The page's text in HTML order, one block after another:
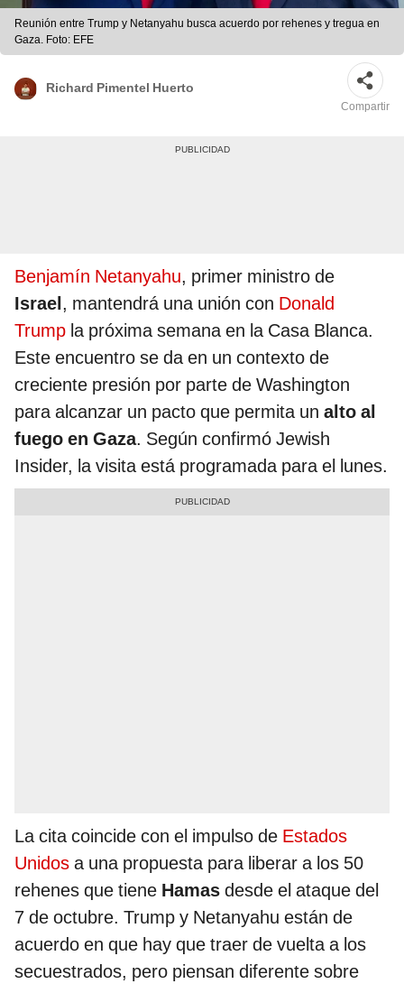
Reunión entre Trump y Netanyahu busca acuerdo por rehenes y tregua en
Gaza. Foto: EFE
Richard Pimentel Huerto
Compartir
Benjamín Netanyahu, primer ministro de
Israel, mantendrá una unión con Donald
Trump la próxima semana en la Casa Blanca.
Este encuentro se da en un contexto de
creciente presión por parte de Washington
para alcanzar un pacto que permita un alto al
fuego en Gaza. Según confirmó Jewish
Insider, la visita está programada para el lunes.
La cita coincide con el impulso de Estados
Unidos a una propuesta para liberar a los 50
rehenes que tiene Hamas desde el ataque del
7 de octubre. Trump y Netanyahu están de
acuerdo en que hay que traer de vuelta a los
secuestrados, pero piensan diferente sobre